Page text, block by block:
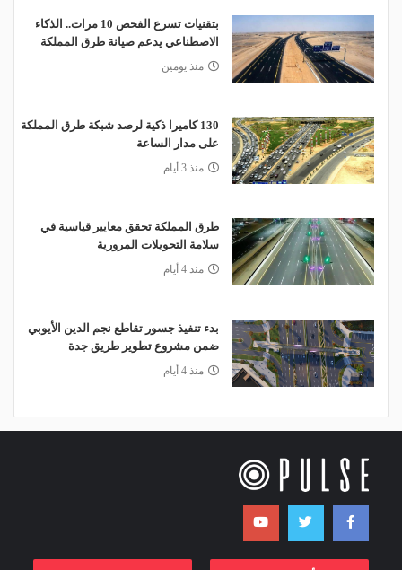
بتقنيات تسرع الفحص 10 مرات.. الذكاء
الاصطناعي يدعم صيانة طرق المملكة
منذ يومين
130 كاميرا ذكية لرصد شبكة طرق المملكة
على مدار الساعة
منذ 3 أيام
طرق المملكة تحقق معايير قياسية في
سلامة التحويلات المرورية
منذ 4 أيام
بدء تنفيذ جسور تقاطع نجم الدين الأيوبي
ضمن مشروع تطوير طريق جدة
منذ 4 أيام